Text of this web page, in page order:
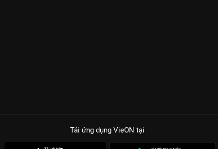
Tải ứng dụng VieON tại